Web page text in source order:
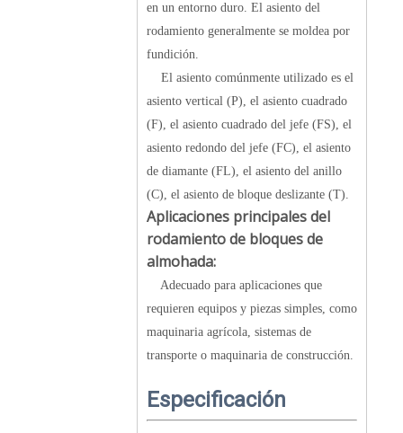
en un entorno duro. El asiento del
rodamiento generalmente se moldea por
fundición.
El asiento comúnmente utilizado es el
asiento vertical (P), el asiento cuadrado
(F), el asiento cuadrado del jefe (FS), el
asiento redondo del jefe (FC), el asiento
de diamante (FL), el asiento del anillo
(C), el asiento de bloque deslizante (T).
Aplicaciones principales del
rodamiento de bloques de
almohada:
Adecuado para aplicaciones que
requieren equipos y piezas simples, como
maquinaria agrícola, sistemas de
transporte o maquinaria de construcción.
Especificación